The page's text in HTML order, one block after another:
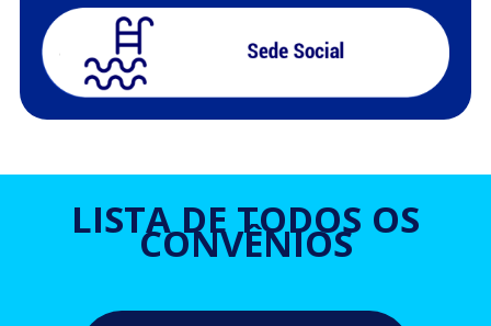
LISTA DE TODOS OS
CONVÊNIOS